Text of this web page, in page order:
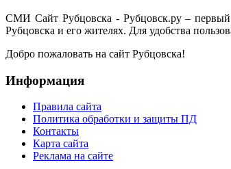
СМИ Сайт Рубцовска - Рубцовск.ру –
Рубцовска и его жителях. Для удобства
Добро пожаловать на сайт Рубцовска!
Информация
Правила сайта
Политика обработки и защиты ПД
Контакты
Карта сайта
Реклама на сайте